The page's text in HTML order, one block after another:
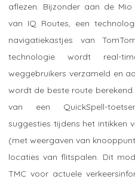
aflezen. Bijzonder aan de
van IQ Routes, een
navigatiekastjes van
technologie wordt real-
weggebruikers verzameld en
wordt de beste route
van een QuickSpell-
suggesties tijdens het intikken
(met weergaven van
locaties van flitspalen. Dit
TMC voor actuele